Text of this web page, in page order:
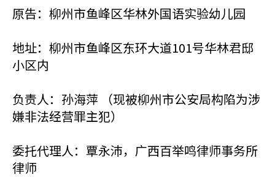
原告：柳州市鱼峰区华林外国语实验幼儿园
地址：柳州市鱼峰区东环大道101号华林君邸
小区内
负责人：孙海萍 （现被柳州市公安局构陷为涉
嫌非法经营罪主犯）
委托代理人：覃永沛，广西百举鸣律师事务所
律师